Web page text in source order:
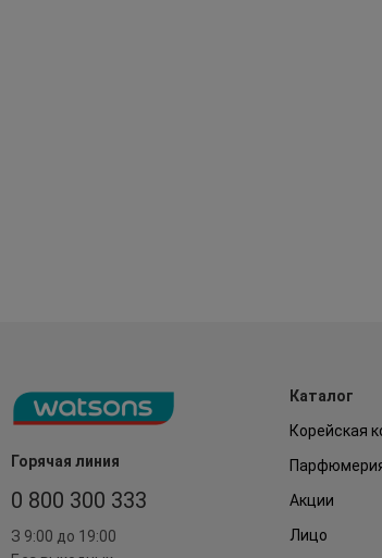
Горячая линия
0 800 300 333
З 9:00 до 19:00
Каталог
Корейская
Акции
Лицо